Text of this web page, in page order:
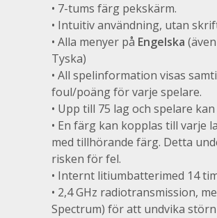
• 7-tums färg pekskärm.
• Intuitiv användning, utan
• Alla menyer på Engelska
Tyska)
• All spelinformation visas
foul/poäng för varje spelare.
• Upp till 75 lag och spelare
• En färg kan kopplas till varje
med tillhörande färg. Detta
risken för fel.
• Internt litiumbatterimed 14
• 2,4 GHz radiotransmission,
Spectrum) för att undvika